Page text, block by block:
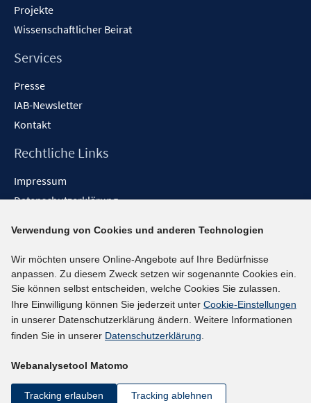
Projekte
Wissenschaftlicher Beirat
Services
Presse
IAB-Newsletter
Kontakt
Rechtliche Links
Impressum
Datenschutzerklärung
Barrieren melden
Social-Media-Kanäle
BlueSky
YouTube
LinkedIn
kununu
Netiquette
Verwendung von Cookies und anderen Technologien
Wir möchten unsere Online-Angebote auf Ihre Bedürfnisse
anpassen. Zu diesem Zweck setzen wir sogenannte Cookies ein.
Sie können selbst entscheiden, welche Cookies Sie zulassen.
Ihre Einwilligung können Sie jederzeit unter Cookie-Einstellungen
in unserer Datenschutzerklärung ändern. Weitere Informationen
finden Sie in unserer Datenschutzerklärung.
Webanalysetool Matomo
Tracking erlauben Tracking ablehnen